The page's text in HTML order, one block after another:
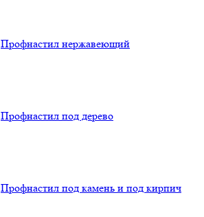
Профнастил нержавеющий
Профнастил под дерево
Профнастил под камень и под кирпич